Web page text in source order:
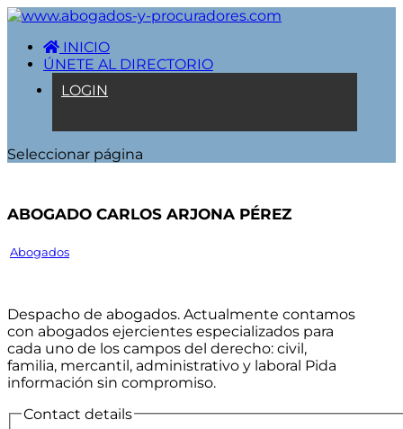
INICIO
ÚNETE AL DIRECTORIO
LOGIN
Seleccionar página
Abogado Carlos Arjona Pérez
Abogados
Despacho de abogados. Actualmente contamos
con abogados ejercientes especializados para
cada uno de los campos del derecho: civil,
familia, mercantil, administrativo y laboral Pida
información sin compromiso.
Contact details